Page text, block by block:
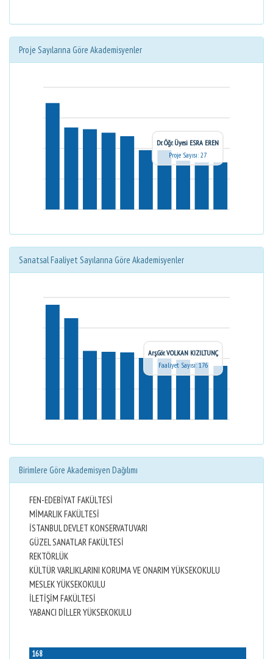
Proje Sayılarına Göre Akademisyenler
Dr. Öğr. Üyesi ESRA EREN
Proje Sayısı: 27
Sanatsal Faaliyet Sayılarına Göre Akademisyenler
Arş.Gör. VOLKAN KIZILTUNÇ
Faaliyet Sayısı: 176
Birimlere Göre Akademisyen Dağılımı
FEN-EDEBİYAT FAKÜLTESİ
MİMARLIK FAKÜLTESİ
İSTANBUL DEVLET KONSERVATUVARI
GÜZEL SANATLAR FAKÜLTESİ
REKTÖRLÜK
KÜLTÜR VARLIKLARINI KORUMA VE ONARIM YÜKSEKOKULU
MESLEK YÜKSEKOKULU
İLETİŞİM FAKÜLTESİ
YABANCI DİLLER YÜKSEKOKULU
168